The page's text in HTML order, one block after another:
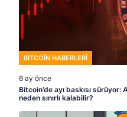
BITCOIN HABERLERI
6 ay önce
Bitcoin’de ayı baskısı
neden sınırlı kalabilir?